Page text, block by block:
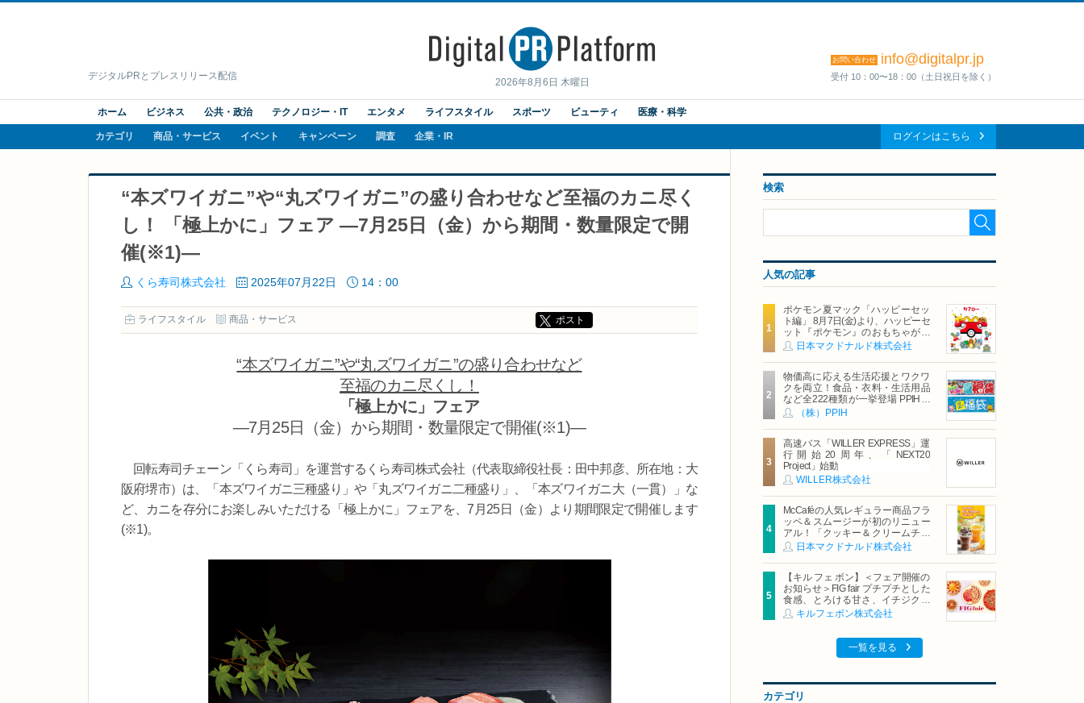
2026年8月6日 木曜日
デジタルPRとプレスリリース配信
お問い合わせ info@digitalpr.jp
受付 10：00〜18：00（土日祝日を除く）
ホーム ビジネス 公共・政治 テクノロジー・IT エンタメ ライフスタイル スポーツ ビューティ 医療・科学
カテゴリ 商品・サービス イベント キャンペーン 調査 企業・IR ログインはこちら
“本ズワイガニ”や“丸ズワイガニ”の盛り合わせなど至福のカニ尽く
し！ 「極上かに」フェア ―7月25日（金）から期間・数量限定で開
催(※1)―
くら寿司株式会社 2025年07月22日 14：00
ライフスタイル 商品・サービス ポスト
“本ズワイガニ”や“丸ズワイガニ”の盛り合わせなど
至福のカニ尽くし！
「極上かに」フェア
―7月25日（金）から期間・数量限定で開催(※1)―
回転寿司チェーン「くら寿司」を運営するくら寿司株式会社（代表取締役社長：田中邦彦、所在地：大
阪府堺市）は、「本ズワイガニ三種盛り」や「丸ズワイガニ二種盛り」、「本ズワイガニ大（一貫）」な
ど、カニを存分にお楽しみいただける「極上かに」フェアを、7月25日（金）より期間限定で開催します
(※1)。
検索
人気の記事
ポケモン夏マック「ハッピーセッ
ト編」 8月7日(金)より、ハッピーセ
ット『ポケモン』のおもちゃが期
間限定登場
日本マクドナルド株式会社
物価高に応える生活応援とワクワ
クを両立！食品・衣料・生活用品
など全222種類が一挙登場 PPIHグ
ループ「夏福袋」＆セール 8月6日
(木)より順次スタート
（株）PPIH
高速バス「WILLER EXPRESS」運
行開始20周年、「NEXT20
Project」始動
WILLER株式会社
McCaféの人気レギュラー商品フラ
ッペ＆スムージーが初のリニュー
アル！「クッキー＆クリームチョ
コフラッペ」「マンゴースムージ
ー」8月5日（水）から販売開始
日本マクドナルド株式会社
【キル フェ ボン】＜フェア開催の
お知らせ＞FIG fair プチプチとした
食感、とろける甘さ、イチジクの
魅力をたっぷりと。新作を含め、
イチジク尽くしの全4種が登場8月
キルフェボン株式会社
一覧を見る
カテゴリ